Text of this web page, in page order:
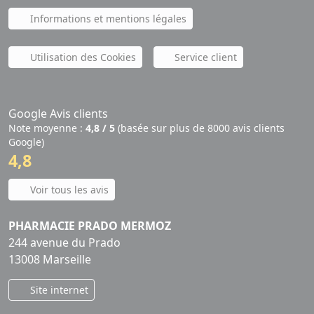
Informations et mentions légales
Utilisation des Cookies Service client
Google Avis clients
Note moyenne : 4,8 / 5 (basée sur plus de 8000 avis clients
Google)
4,8
Voir tous les avis
PHARMACIE PRADO MERMOZ
244 avenue du Prado
13008 Marseille
Site internet